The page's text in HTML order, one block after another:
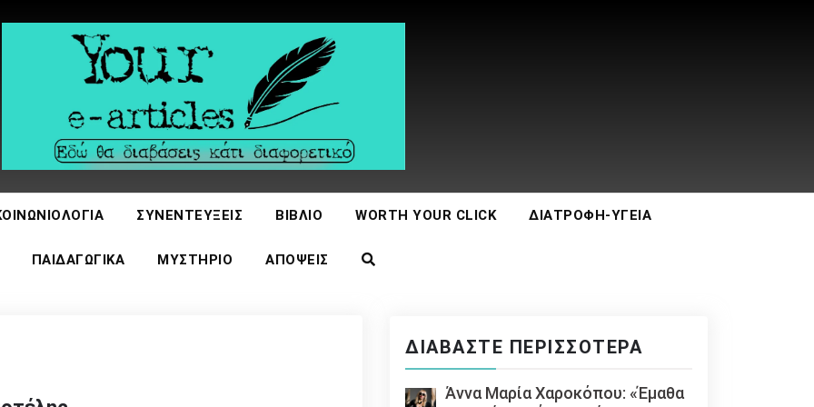
ΣΥΝΕΝΤΕΎΞΕΙΣ ΒΙΒΛΊΟ WORTH YOUR CLICK ΔΙΑΤΡΟΦΉ-ΥΓΕΊΑ
ΠΑΙΔΑΓΩΓΙΚΆ ΜΥΣΤΉΡΙΟ ΑΠΌΨΕΙΣ
ΔΙΑΒΆΣΤΕ ΠΕΡΙΣΣΌΤΕΡΑ
Άννα Μαρία Χαροκόπου: «Έμαθα